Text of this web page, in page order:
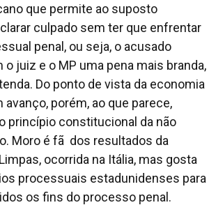
que permite ao suposto
culpado sem ter que enfrentar
penal, ou seja, o acusado
juiz e o MP uma pena mais branda,
Do ponto de vista da economia
porém, ao que parece,
princípio constitucional da não
Moro é fã dos resultados da
ocorrida na Itália, mas gosta
processuais estadunidenses para
os fins do processo penal.